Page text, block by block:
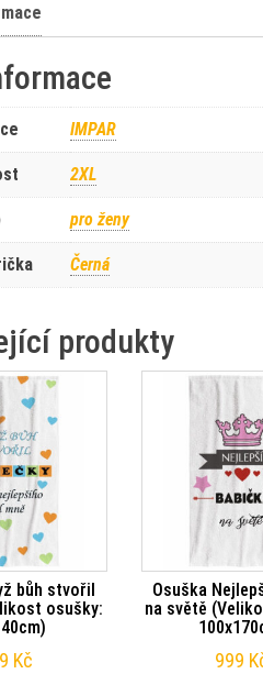
IMPAR
2XL
pro ženy
Černá
produkty
bůh stvořil
osušky:
Kč
Osuška
na světě
999